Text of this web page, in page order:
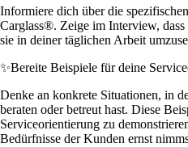
Informiere dich über die
Carglass®. Zeige im Interview, dass
sie in deiner täglichen Arbeit
✨Bereite Beispiele für deine
Denke an konkrete Situationen, in
beraten oder betreut hast. Diese
Serviceorientierung zu
Bedürfnisse der Kunden ernst